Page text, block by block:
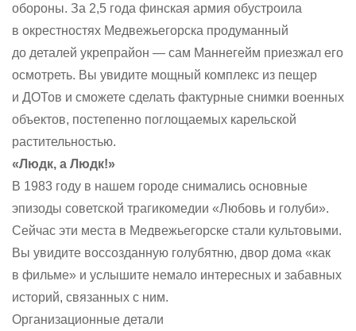
обороны. За 2,5 года финская армия обустроила
в окрестностях Медвежьегорска продуманный
до деталей укрепрайон — сам Маннегейм приезжал его
осмотреть. Вы увидите мощный комплекс из пещер
и ДОТов и сможете сделать фактурные снимки военных
объектов, постепенно поглощаемых карельской
растительностью.
«Людк, а Людк!»
В 1983 году в нашем городе снимались основные
эпизоды советской трагикомедии «Любовь и голуби».
Сейчас эти места в Медвежьегорске стали культовыми.
Вы увидите воссозданную голубятню, двор дома «как
в фильме» и услышите немало интересных и забавных
историй, связанных с ним.
Организационные детали